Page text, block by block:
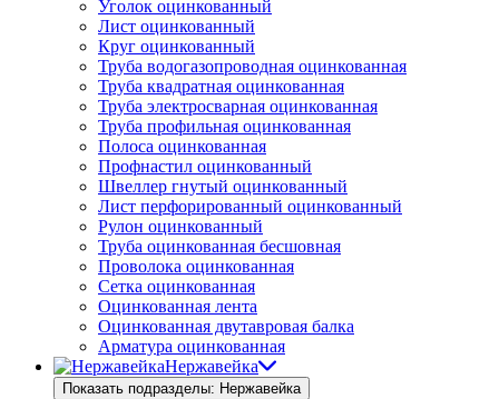
Уголок оцинкованный
Лист оцинкованный
Круг оцинкованный
Труба водогазопроводная оцинкованная
Труба квадратная оцинкованная
Труба электросварная оцинкованная
Труба профильная оцинкованная
Полоса оцинкованная
Профнастил оцинкованный
Швеллер гнутый оцинкованный
Лист перфорированный оцинкованный
Рулон оцинкованный
Труба оцинкованная бесшовная
Проволока оцинкованная
Сетка оцинкованная
Оцинкованная лента
Оцинкованная двутавровая балка
Арматура оцинкованная
Нержавейка
Показать подразделы: Нержавейка